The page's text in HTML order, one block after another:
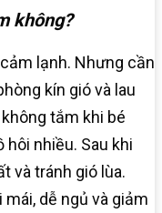
không?
lạnh. Nhưng cần
kín gió và lau
tắm khi bé
hôi nhiều. Sau khi
và tránh gió lùa.
dễ ngủ và giảm